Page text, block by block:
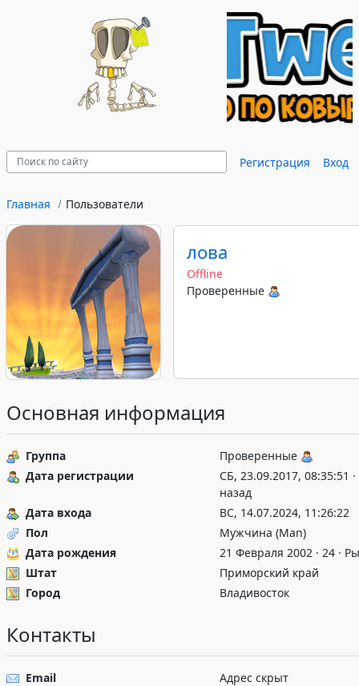
Регистрация Вход
Главная Пользователи
лова
Offline
Проверенные
Основная информация
Группа
Проверенные
Дата регистрации
СБ, 23.09.2017, 08:35:51
назад
Дата входа
ВС, 14.07.2024, 11:26:22
Пол
Мужчина (Man)
Дата рождения
21 Февраля 2002 · 24 ·
Штат
Приморский край
Город
Владивосток
Контакты
Email
Адрес скрыт